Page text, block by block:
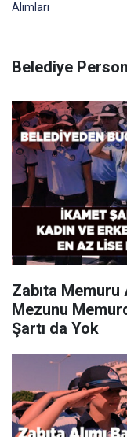
Alımları
Belediye
Zabıta Memuru
Mezunu
Şartı da Yok